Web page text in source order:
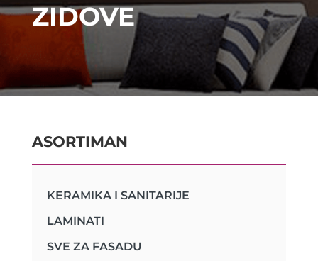
ZIDOVE
ASORTIMAN
KERAMIKA I SANITARIJE
LAMINATI
SVE ZA FASADU